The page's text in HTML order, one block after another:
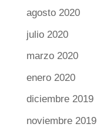
agosto 2020
julio 2020
marzo 2020
enero 2020
diciembre 2019
noviembre 2019